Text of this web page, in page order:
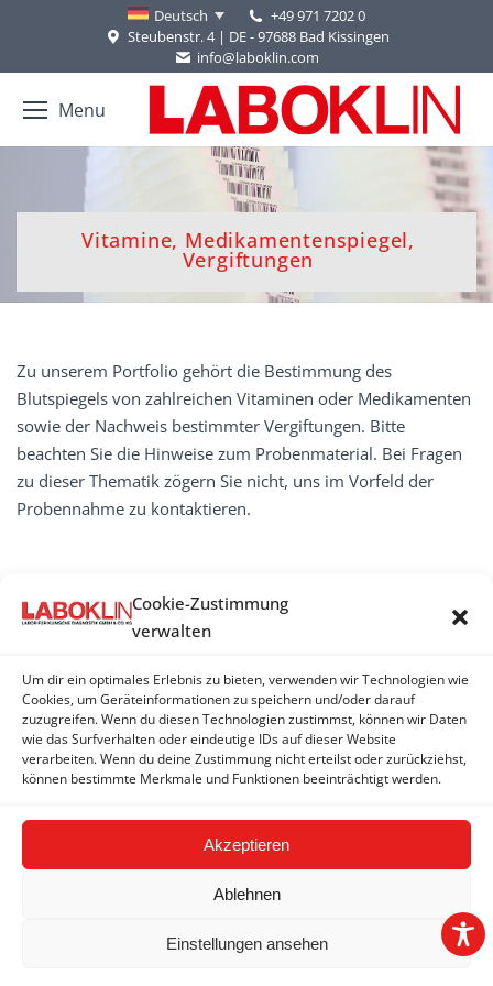
Cookie-Zustimmung
verwalten
Um dir ein optimales Erlebnis zu bieten, verwenden wir Technologien wie
Cookies, um Geräteinformationen zu speichern und/oder darauf
zuzugreifen. Wenn du diesen Technologien zustimmst, können wir Daten
wie das Surfverhalten oder eindeutige IDs auf dieser Website
verarbeiten. Wenn du deine Zustimmung nicht erteilst oder zurückziehst,
können bestimmte Merkmale und Funktionen beeinträchtigt werden.
Akzeptieren
Ablehnen
Einstellungen ansehen
Deutsch
+49 971 7202 0
Steubenstr. 4 | DE - 97688 Bad Kissingen
info@laboklin.com
Menu
Vitamine, Medikamentenspiegel,
Vergiftungen
Sie befinden sich hier:
Zu unserem Portfolio gehört die Bestimmung des
Blutspiegels von zahlreichen Vitaminen oder Medikamenten
sowie der Nachweis bestimmter Vergiftungen. Bitte
beachten Sie die Hinweise zum Probenmaterial. Bei Fragen
zu dieser Thematik zögern Sie nicht, uns im Vorfeld der
Probennahme zu kontaktieren.
VITAMINE, MEDIKAMENTENSPIEGEL,
VERGIFTUNGEN
Vitamine
Medikamentenspiegel
Vergiftungsnachweis